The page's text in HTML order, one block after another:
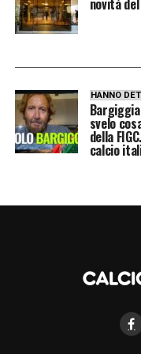
novità
HANNO
svelo
della
calcio